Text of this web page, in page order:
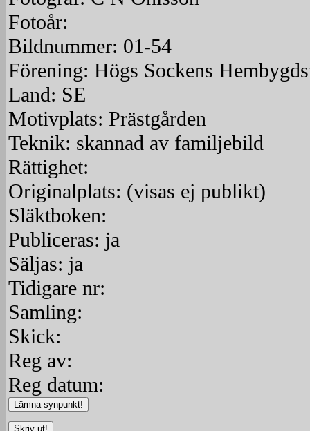
Fotoår:
Bildnummer: 01-54
Förening: Högs Sockens
Land: SE
Motivplats: Prästgården
Teknik: skannad av familjebild
Rättighet:
Originalplats: (visas ej publikt)
Släktboken:
Publiceras: ja
Säljas: ja
Tidigare nr:
Samling:
Skick:
Reg av:
Reg datum: